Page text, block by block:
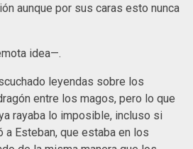
aunque por sus caras esto nunca
idea—.
leyendas sobre los
entre los magos, pero lo que
rayaba lo imposible, incluso si
a Esteban, que estaba en los